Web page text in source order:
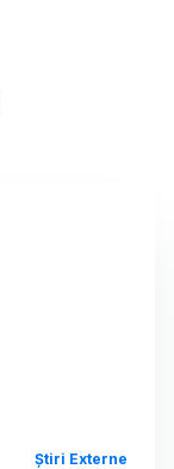
Știri Externe